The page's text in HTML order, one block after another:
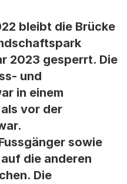
bleibt die Brücke
2023 gesperrt. Die
und
in einem
vor der
sowie
die anderen
Die